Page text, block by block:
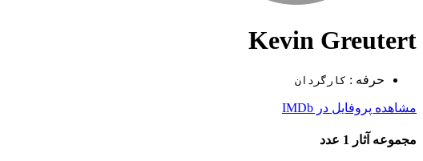
Kevin Greutert
حرفه : کارگردان
مشاهده پروفایل در IMDb
مجموعه آثار 1 عدد